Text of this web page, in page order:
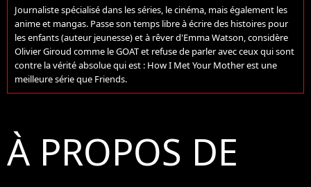
Journaliste spécialisé dans les séries, le cinéma, mais également les
anime et mangas. Passe son temps libre à écrire des histoires pour
les enfants (auteur jeunesse) et à rêver d'Emma Watson, considère
Olivier Giroud comme le GOAT et refuse de parler avec ceux qui sont
contre la vérité absolue qui est : How I Met Your Mother est une
meilleure série que Friends.
À PROPOS DE